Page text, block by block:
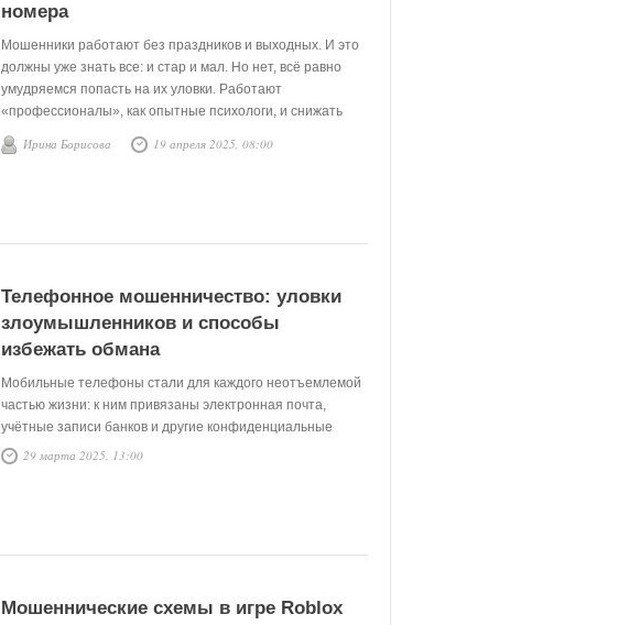
номера
Мошенники работают без праздников и выходных. И это
должны уже знать все: и стар и мал. Но нет, всё равно
умудряемся попасть на их уловки. Работают
«профессионалы», как опытные психологи, и снижать
свою активность явно не планируют, а, напротив, лишь
расширяют масштабы своего бизнеса.
Ирина Борисова 19 апреля 2025, 08:00
Телефонное мошенничество: уловки
злоумышленников и способы
избежать обмана
Мобильные телефоны стали для каждого неотъемлемой
частью жизни: к ним привязаны электронная почта,
учётные записи банков и другие конфиденциальные
данные, что делает их одной из главных мишеней
29 марта 2025, 13:00
Мошеннические схемы в игре Roblox